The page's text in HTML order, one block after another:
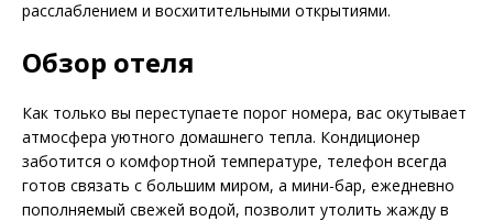
расслаблением и восхитительными открытиями.
Обзор отеля
Как только вы переступаете порог номера, вас окутывает
атмосфера уютного домашнего тепла. Кондиционер
заботится о комфортной температуре, телефон всегда
готов связать с большим миром, а мини-бар, ежедневно
пополняемый свежей водой, позволит утолить жажду в